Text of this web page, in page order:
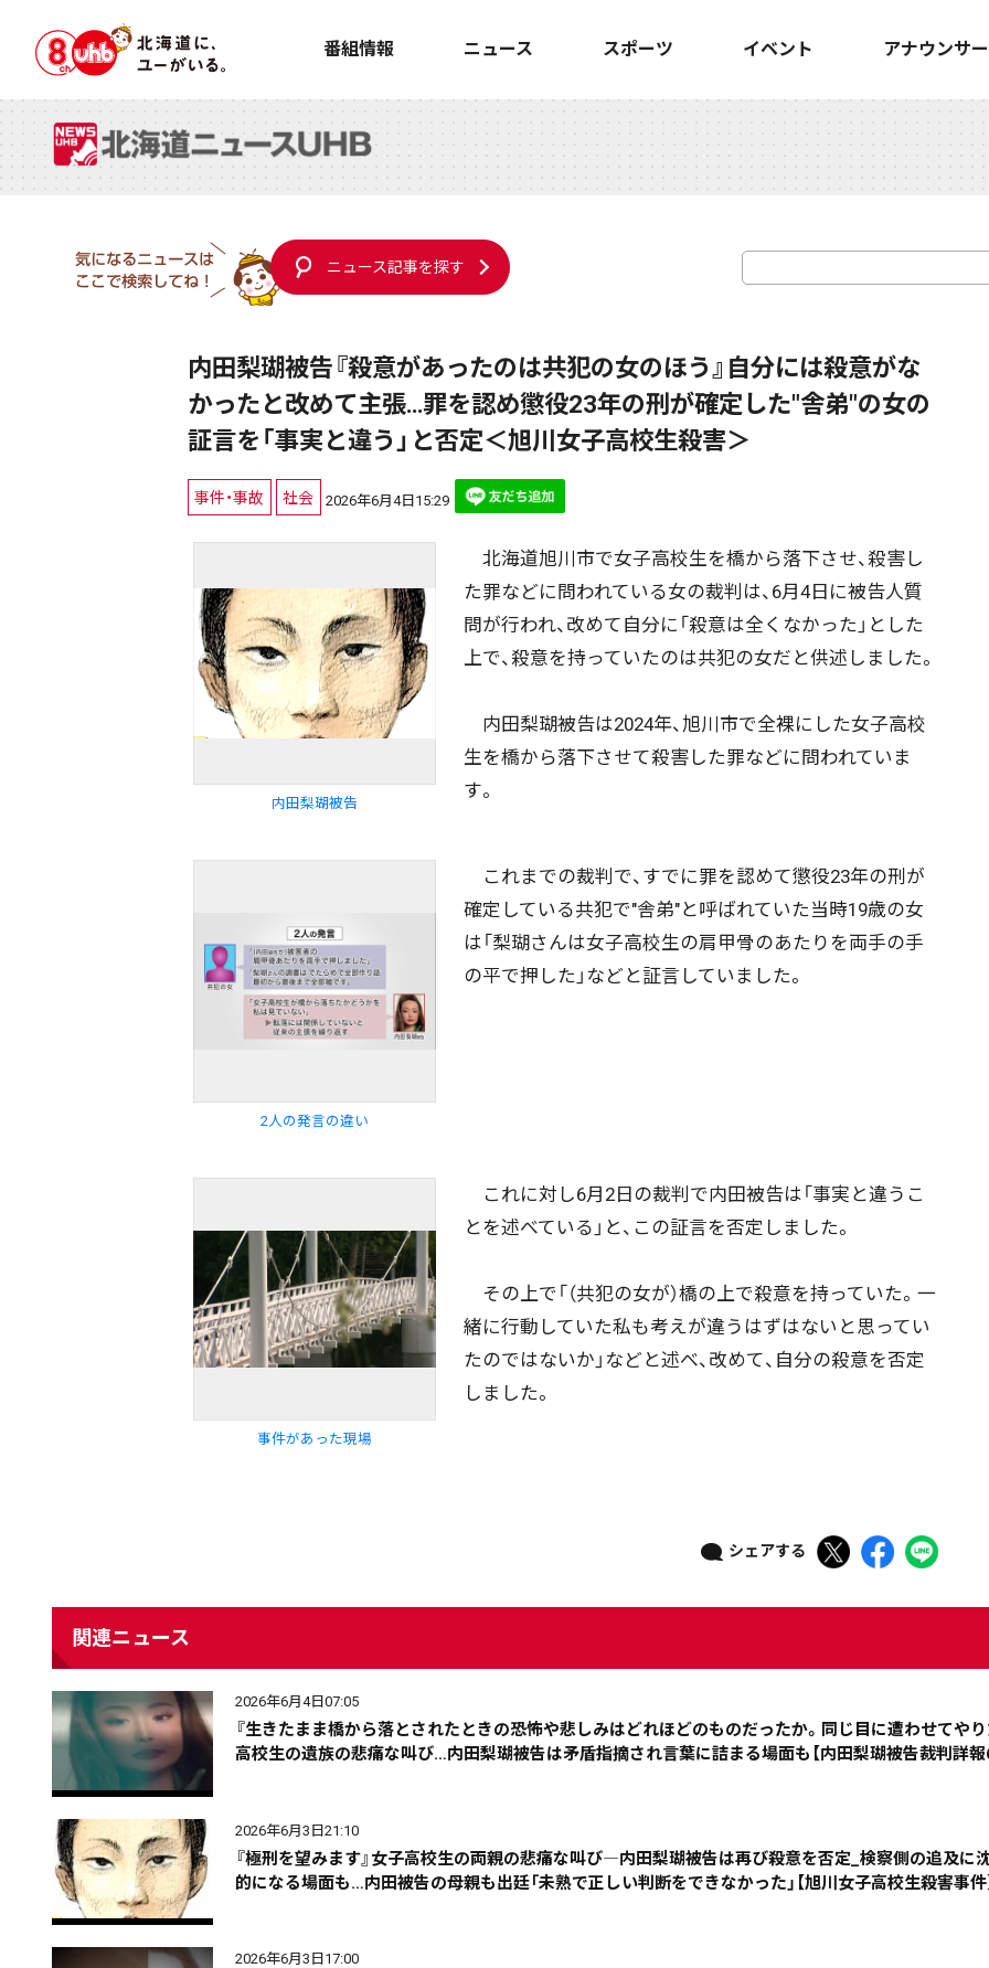
番組情報 ニュース スポーツ イベント アナウンサー
ニュース記事を探す
内田梨瑚被告『殺意があったのは共犯の女のほう』自分には殺意がな
かったと改めて主張…罪を認め懲役23年の刑が確定した"舎弟"の女の
証言を「事実と違う」と否定＜旭川女子高校生殺害＞
事件・事故 社会 2026年6月4日15:29
内田梨瑚被告
北海道旭川市で女子高校生を橋から落下させ、殺害し
た罪などに問われている女の裁判は、6月4日に被告人質
問が行われ、改めて自分に「殺意は全くなかった」とした
上で、殺意を持っていたのは共犯の女だと供述しました。
内田梨瑚被告は2024年、旭川市で全裸にした女子高校
生を橋から落下させて殺害した罪などに問われていま
す。
2人の発言の違い
これまでの裁判で、すでに罪を認めて懲役23年の刑が
確定している共犯で"舎弟"と呼ばれていた当時19歳の女
は「梨瑚さんは女子高校生の肩甲骨のあたりを両手の手
の平で押した」などと証言していました。
事件があった現場
これに対し6月2日の裁判で内田被告は「事実と違うこ
とを述べている」と、この証言を否定しました。
その上で「（共犯の女が）橋の上で殺意を持っていた。一
緒に行動していた私も考えが違うはずはないと思ってい
たのではないか」などと述べ、改めて、自分の殺意を否定
しました。
シェアする
関連ニュース
2026年6月4日07:05
『生きたまま橋から落とされたときの恐怖や悲しみはどれほどのものだったか。同じ目に遭わせてやり
高校生の遺族の悲痛な叫び…内田梨瑚被告は矛盾指摘され言葉に詰まる場面も【内田梨瑚被告裁判詳報6
2026年6月3日21:10
『極刑を望みます』女子高校生の両親の悲痛な叫び―内田梨瑚被告は再び殺意を否定_検察側の追及に
的になる場面も…内田被告の母親も出廷「未熟で正しい判断をできなかった」【旭川女子高校生殺害事件
2026年6月3日17:00
ニュース記事を探す
カテゴリ 事件・事故 社会 政治 道内経済 くらし・医療 エンタメ・スポーツ
エリア 道北